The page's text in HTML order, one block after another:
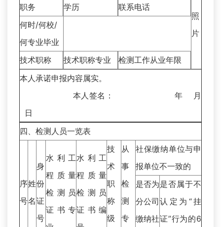
照
片
职务 学历
联系电话
何时/何校/
何专业毕业
技术职称
技术职称专业
检测工作从业年限
本人承诺申报内容属实。
本人签名： 年 月
日
四、检测人员一览表
序
号
姓
名
身
份
证
号
水利工
程质量
检测员
证书专
水利工
程质量
检测员
证书编
技
术
职
称
级
从
事
检
测
专
社保缴纳单位与申
报单位不一致的
是否为
分公司
缴纳社
是否属于不
认定为“挂
证”行为的6